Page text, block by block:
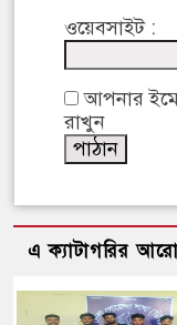
ওয়েবসাইট :
আপনার
রাখুন
এ ক্যাটাগরির